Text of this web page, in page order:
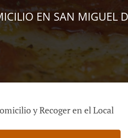
EN SAN MIGUEL
y Recoger en el Local